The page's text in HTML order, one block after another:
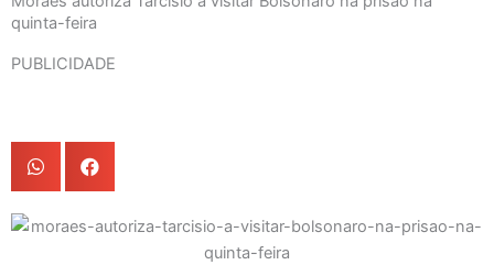
quinta-feira
PUBLICIDADE